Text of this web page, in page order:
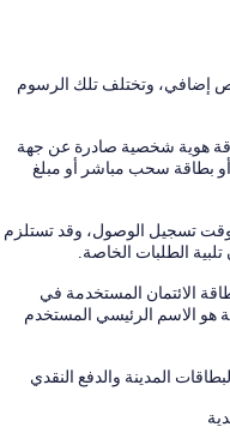
إضافي، وتختلف تلك الرسوم
هوية شخصية صادرة عن جهة
أو بطاقة سحب مباشر أو مبلغ
تسجيل الوصول، وقد تستلزم
الطلبات الخاصة.
الائتمان المستخدمة في
هو الاسم الرئيسي المستخدم
المدينة والدفع النقدي